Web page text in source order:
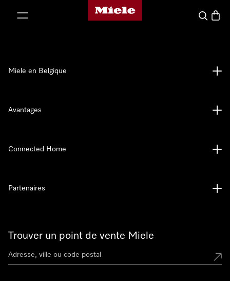
Page d'accueil de Miele
Search
Trouver un point de vente Miele
Miele en Belgique
Avantages
Connected Home
Partenaires